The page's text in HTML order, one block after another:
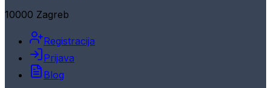
10000 Zagreb
Registracija
Prijava
Blog